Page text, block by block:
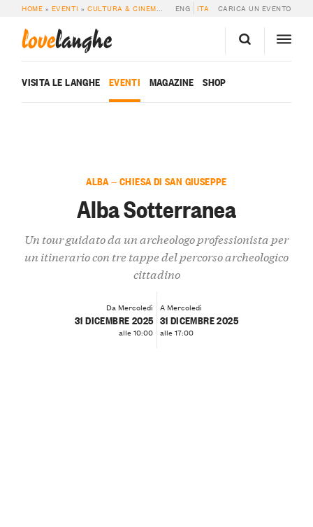
HOME » EVENTI »CULTURA & CINEMA » ALBA SOTTERRANEA
ENG ITA CARICA UN EVENTO
lovelanghe
VISITA LE LANGHE EVENTI MAGAZINE SHOP
ALBA — CHIESA DI SAN GIUSEPPE
Alba Sotterranea
Un tour guidato da un archeologo professionista per
un itinerario con tre tappe del percorso archeologico
cittadino
Da Mercoledì
31 DICEMBRE 2025
alle 10:00
A Mercoledì
31 DICEMBRE 2025
alle 17:00